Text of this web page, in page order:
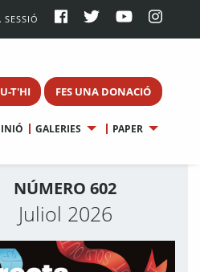
SESSIÓ
T'HI FES UNA DONACIÓ
GALERIES PAPER
NÚMERO 602
Juliol 2026